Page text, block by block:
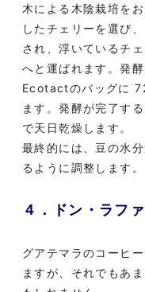
木による木陰栽培を
したチェリーを選び
され、浮いているチ
へと運ばれます。発
Ecotactのバッグに
ます。発酵が完了す
で天日乾燥します。
最終的には、豆の水
るように調整します。
４．ドン・ラフ
グアテマラのコーヒ
ますが、それでもあ